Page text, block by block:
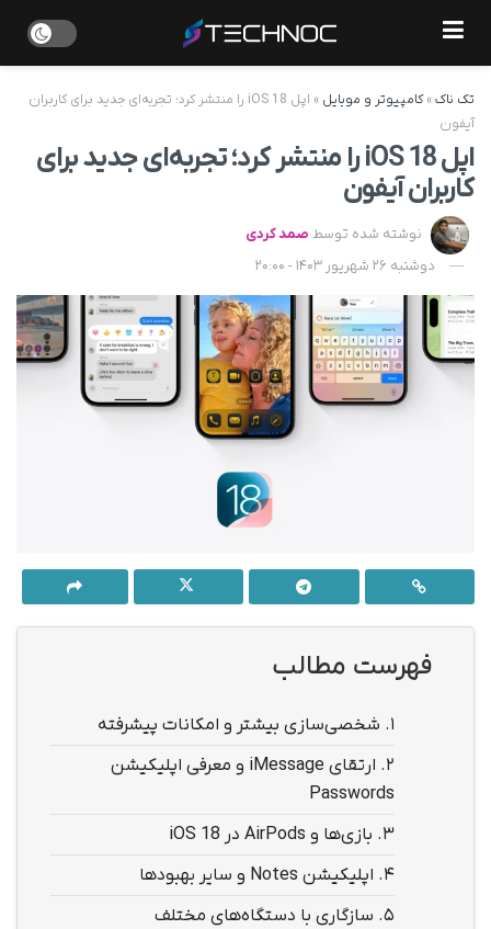
تک ناک»کامپیوتر و موبایل »
اپل iOS 18 را منتشر کرد؛ تجربه‌ای جدید برای کاربران
آیفون
اپل iOS 18 را منتشر کرد؛ تجربه‌ای جدید برای
کاربران آیفون
نوشته شده توسط صمد کردی
دوشنبه 26 شهریور 1403 - 20:00
فهرست مطالب
1. شخصی‌سازی بیشتر و امکانات پیشرفته
2.
ارتقای iMessage و معرفی اپلیکیشن
Passwords
3. بازی‌ها و
4. اپلیکیشن Notes و سایر بهبودها
5. سازگاری با دستگاه‌های مختلف